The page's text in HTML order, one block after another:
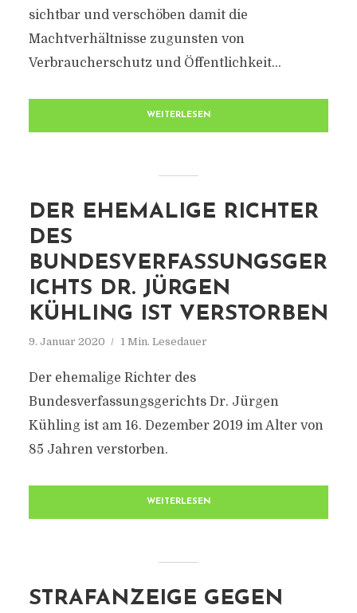
sichtbar und verschöben damit die
Machtverhältnisse zugunsten von
Verbraucherschutz und Öffentlichkeit...
WEITERLESEN
DER EHEMALIGE RICHTER
DES
BUNDESVERFASSUNGSGER
ICHTS DR. JÜRGEN
KÜHLING IST VERSTORBEN
9. Januar 2020 1 Min. Lesedauer
Der ehemalige Richter des
Bundesverfassungsgerichts Dr. Jürgen
Kühling ist am 16. Dezember 2019 im Alter von
85 Jahren verstorben.
WEITERLESEN
STRAFANZEIGE GEGEN